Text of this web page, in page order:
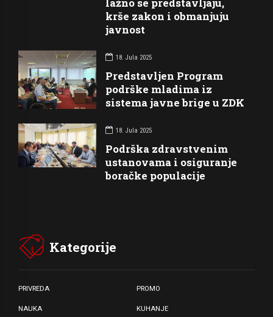
krše zakon i obmanjuju
javnost
18. Jula 2025
Predstavljen Program
podrške mladima iz
sistema javne brige u ZDK
18. Jula 2025
Podrška zdravstvenim
ustanovama i osiguranje
boračke populacije
Kategorije
PRIVREDA PROMO
NAUKA KUHANJE